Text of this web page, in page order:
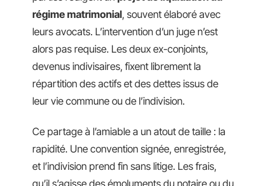
régime matrimonial, souvent élaboré avec
leurs avocats. L’intervention d’un juge n’est
alors pas requise. Les deux ex-conjoints,
devenus indivisaires, fixent librement la
répartition des actifs et des dettes issus de
leur vie commune ou de l’indivision.
Ce partage à l’amiable a un atout de taille : la
rapidité. Une convention signée, enregistrée,
et l’indivision prend fin sans litige. Les frais,
qu’il s’agisse des émoluments du notaire ou du